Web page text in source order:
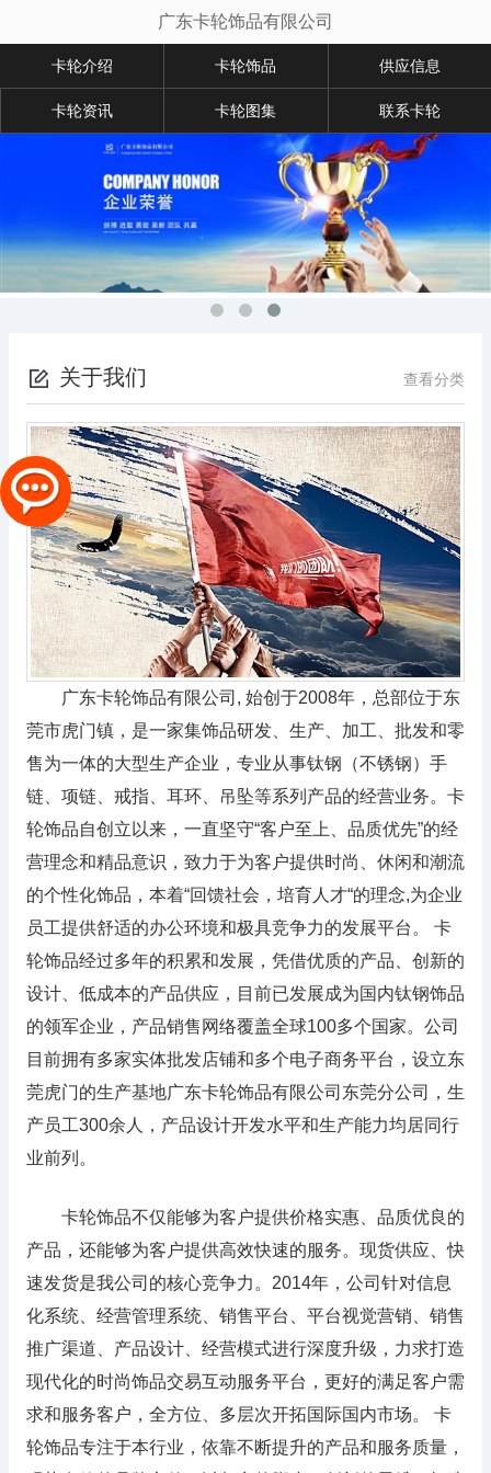
广东卡轮饰品有限公司
卡轮介绍 卡轮饰品 供应信息
卡轮资讯 卡轮图集 联系卡轮
关于我们 查看分类
广东卡轮饰品有限公司, 始创于2008年，总部位于东
莞市虎门镇，是一家集饰品研发、生产、加工、批发和零
售为一体的大型生产企业，专业从事钛钢（不锈钢）手
链、项链、戒指、耳环、吊坠等系列产品的经营业务。卡
轮饰品自创立以来，一直坚守“客户至上、品质优先”的经
营理念和精品意识，致力于为客户提供时尚、休闲和潮流
的个性化饰品，本着“回馈社会，培育人才“的理念,为企业
员工提供舒适的办公环境和极具竞争力的发展平台。 卡
轮饰品经过多年的积累和发展，凭借优质的产品、创新的
设计、低成本的产品供应，目前已发展成为国内钛钢饰品
的领军企业，产品销售网络覆盖全球100多个国家。公司
目前拥有多家实体批发店铺和多个电子商务平台，设立东
莞虎门的生产基地广东卡轮饰品有限公司东莞分公司，生
产员工300余人，产品设计开发水平和生产能力均居同行
业前列。
卡轮饰品不仅能够为客户提供价格实惠、品质优良的
产品，还能够为客户提供高效快速的服务。现货供应、快
速发货是我公司的核心竞争力。2014年，公司针对信息
化系统、经营管理系统、销售平台、平台视觉营销、销售
推广渠道、产品设计、经营模式进行深度升级，力求打造
现代化的时尚饰品交易互动服务平台，更好的满足客户需
求和服务客户，全方位、多层次开拓国际国内市场。 卡
轮饰品专注于本行业，依靠不断提升的产品和服务质量，